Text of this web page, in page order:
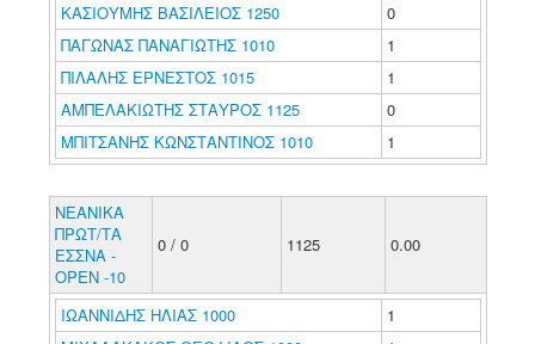
ΚΑΣΙΟΥΜΗΣ ΒΑΣΙΛΕΙΟΣ 1250
0
ΠΑΓΩΝΑΣ ΠΑΝΑΓΙΩΤΗΣ 1010
1
ΠΙΛΑΛΗΣ ΕΡΝΕΣΤΟΣ 1015
1
ΑΜΠΕΛΑΚΙΩΤΗΣ ΣΤΑΥΡΟΣ 1125
0
ΜΠΙΤΣΑΝΗΣ ΚΩΝΣΤΑΝΤΙΝΟΣ 1010
1
ΝΕΑΝΙΚΑ
ΠΡΩΤ/ΤΑ
ΕΣΣΝΑ -
ΟΡΕΝ -10
0 / 0 1125 0.00
ΙΩΑΝΝΙΔΗΣ ΗΛΙΑΣ 1000
1